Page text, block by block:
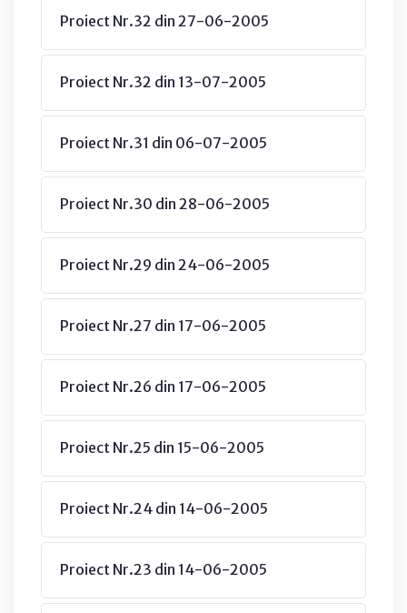
Proiect Nr.32 din 27-06-2005
Proiect Nr.32 din 13-07-2005
Proiect Nr.31 din 06-07-2005
Proiect Nr.30 din 28-06-2005
Proiect Nr.29 din 24-06-2005
Proiect Nr.27 din 17-06-2005
Proiect Nr.26 din 17-06-2005
Proiect Nr.25 din 15-06-2005
Proiect Nr.24 din 14-06-2005
Proiect Nr.23 din 14-06-2005